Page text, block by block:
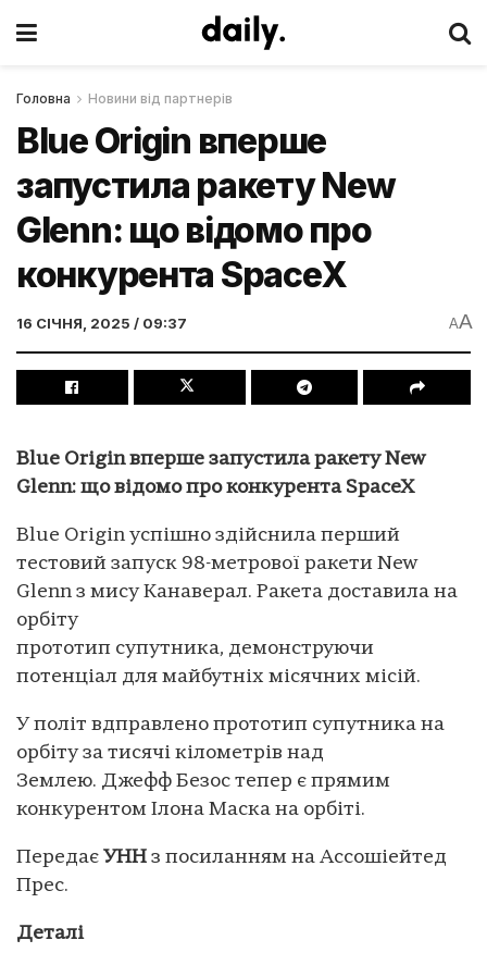
Головна Новини від партнерів
Blue Origin вперше
запустила ракету New
Glenn: що відомо про
конкурента SpaceX
16 СІЧНЯ, 2025 / 09:37 AA
Blue Origin вперше запустила ракету New
Glenn: що відомо про конкурента SpaceX
Blue Origin успішно здійснила перший
тестовий запуск 98-метрової ракети New
Glenn з мису Канаверал. Ракета доставила на
орбіту
прототип супутника, демонструючи
потенціал для майбутніх місячних місій.
У політ вдправлено прототип супутника на
орбіту за тисячі кілометрів над
Землею. Джефф Безос тепер є прямим
конкурентом Ілона Маска на орбіті.
Передає УНН з посиланням на Ассошіейтед
Прес.
Деталі